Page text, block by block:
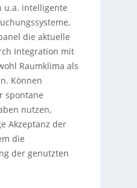
u.a. intelligente
die aktuelle
Integration mit
Raumklima als
Können
spontane
nutzen,
Akzeptanz der
die
der genutzten